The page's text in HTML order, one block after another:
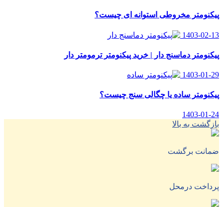
پیکنومتر مخروطی استوانه ای چیست؟
1403-02-13
پیکنومتر دماسنج دار | خرید پیکنومتر ترمومتر دار
1403-01-29
پیکنومتر ساده یا چگالی سنج چیست؟
1403-01-24
بازگشت به بالا
ضمانت برگشت
پرداخت درمحل